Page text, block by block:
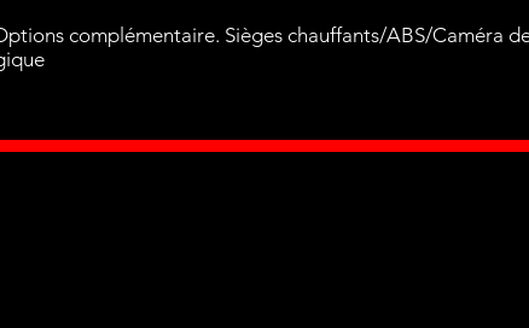
complémentaire. Sièges chauffants/ABS/Caméra